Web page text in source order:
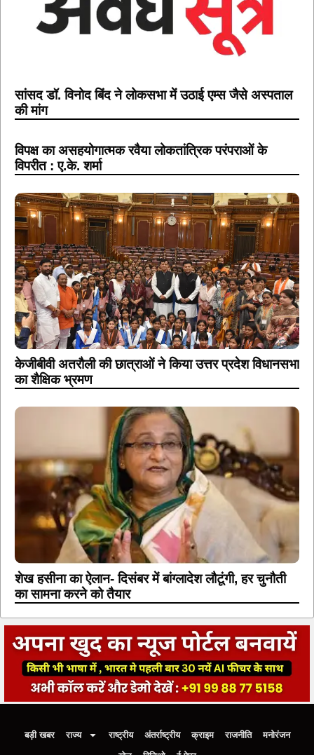
सांसद डॉ. विनोद बिंद ने लोकसभा में उठाई एम्स जैसे अस्पताल
की मांग
विपक्ष का असहयोगात्मक रवैया लोकतांत्रिक परंपराओं के
विपरीत : ए.के. शर्मा
केजीबीवी अतरौली की छात्राओं ने किया उत्तर प्रदेश विधानसभा
का शैक्षिक भ्रमण
शेख हसीना का ऐलान- दिसंबर में बांग्लादेश लौटूंगी, हर चुनौती
का सामना करने को तैयार
बड़ी खबर राज्य राष्ट्रीय अंतर्राष्ट्रीय क्राइम राजनीति
मनोरंजन